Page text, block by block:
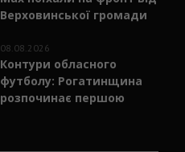
Верховинської громади
Контури обласного
футболу: Рогатинщина
розпочинає першою